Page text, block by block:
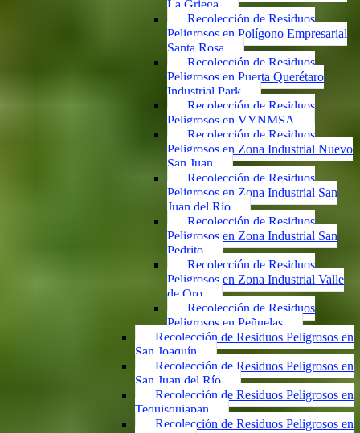
La Griega
Recolección de Residuos
Peligrosos en Polígono Empresarial
Santa Rosa
Recolección de Residuos
Peligrosos en Puerta Querétaro
Industrial Park
Recolección de Residuos
Peligrosos en VYNMSA
Recolección de Residuos
Peligrosos en Zona Industrial Nuevo
San Juan
Recolección de Residuos
Peligrosos en Zona Industrial San
Juan del Río
Recolección de Residuos
Peligrosos en Zona Industrial San
Pedrito
Recolección de Residuos
Peligrosos en Zona Industrial Valle
de Oro
Recolección de Residuos
Peligrosos en Peñuelas
Recolección de Residuos Peligrosos en
San Joaquín
Recolección de Residuos Peligrosos en
San Juan del Río
Recolección de Residuos Peligrosos en
Tequisquiapan
Recolección de Residuos Peligrosos en